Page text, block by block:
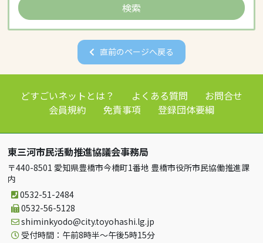
直前のページへ戻る
どすごいネットとは？ よくある質問
お問合せ
会員規約
免責事項 登録団体要綱
東三河市民活動推進協議会事務局
〒440-8501 愛知県豊橋市今橋町1番地 豊橋市役所市民協働推進課
内
0532-51-2484
0532-56-5128
shiminkyodo
city.toyohashi.lg.jp
受付時間：午前8時半～午後5時15分